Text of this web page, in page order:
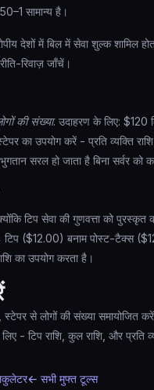
सामान्य है।
देशों में बिल में सेवा शुल्क शामिल
रिवाज़ जाँचें।
की संख्या. उदाहरण के लिए:
का उपयोग करें - प्रति व्यक्ति
सरल हो जाता है बिना सर्वर को
टिप सेवा की गुणवत्ता को
($12.00) बनाम पोस्ट-टैक्स
का उपयोग करता है।
से लोगों की संख्या समायोजित
- टिप राशि, कुल राशि, और प्रति
← सभी मुफ्त टूल्स